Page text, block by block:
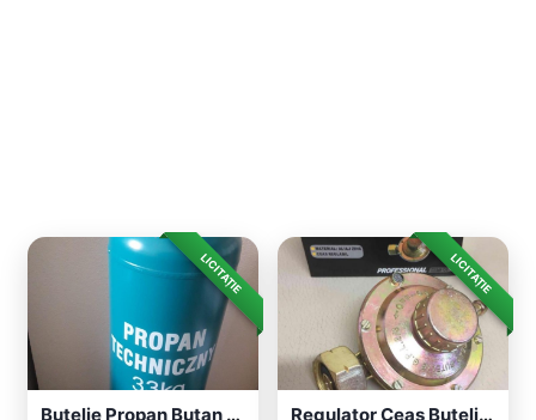
LICITAȚIE
Butelie Propan Butan GPL 79L (33kg Propa...
LICITAȚIE
Regulator Ceas Butelie Gpl Cu Reglaj